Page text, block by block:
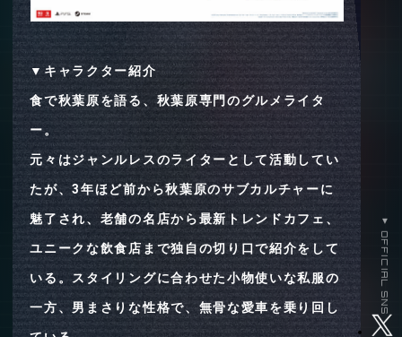
▼ OFFICIAL SNS
▼キャラクター紹介
食で秋葉原を語る、秋葉原専門のグルメライタ
ー。
元々はジャンルレスのライターとして活動してい
たが、3年ほど前から秋葉原のサブカルチャーに
魅了され、老舗の名店から最新トレンドカフェ、
ユニークな飲食店まで独自の切り口で紹介をして
いる。スタイリングに合わせた小物使いな私服の
一方、男まさりな性格で、無骨な愛車を乗り回し